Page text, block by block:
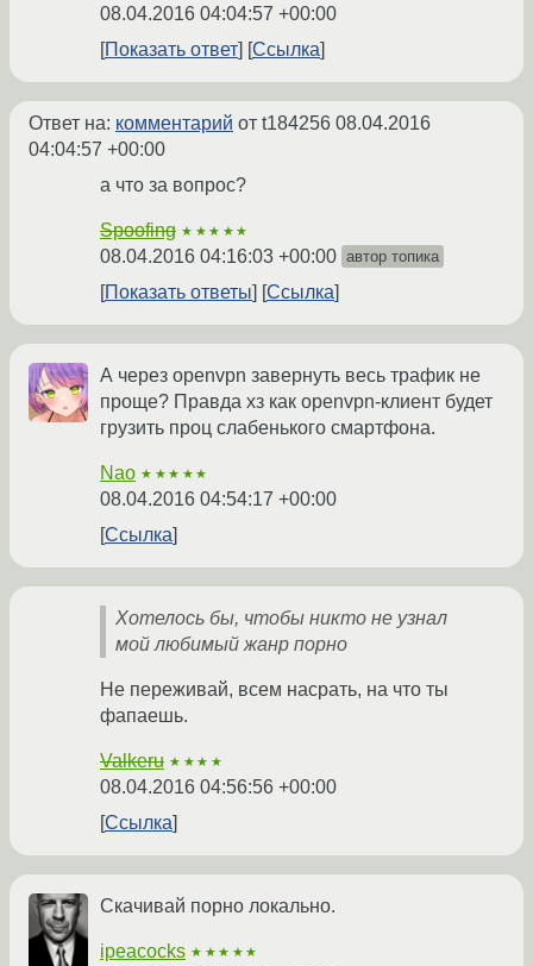
08.04.2016 04:04:57 +00:00
Показать ответ
Ссылка
Ответ на: комментарий от t184256 08.04.2016
04:04:57 +00:00
а что за вопрос?
Spoofing ★★★★★
08.04.2016 04:16:03 +00:00 автор топика
Показать ответы Ссылка
А через openvpn завернуть весь трафик не
проще? Правда хз как openvpn-клиент будет
грузить проц слабенького смартфона.
Nao ★★★★★
08.04.2016 04:54:17 +00:00
Ссылка
Хотелось бы, чтобы никто не узнал
мой любимый жанр порно
Не переживай, всем насрать, на что ты
фапаешь.
Valkeru ★★★★
08.04.2016 04:56:56 +00:00
Ссылка
Скачивай порно локально.
ipeacocks ★★★★★